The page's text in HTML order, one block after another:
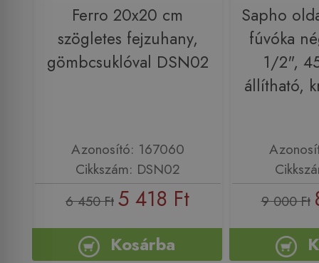
Ferro 20x20 cm
szögletes fejzuhany,
gömbcsuklóval DSN02
Azonosító: 167060
Cikkszám: DSN02
6 450 Ft 5 418 Ft
Kosárba
Sapho
fúvóka
1/2",
állítható,
9 000 Ft